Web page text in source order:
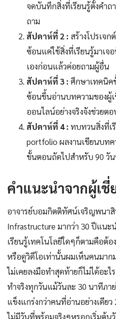
จดบันทึกสิ่งที่เรียนรู้ตั้งคำถ
ถาม
สัปดาห์ที่ 2 : สร้างโปรเจ
ซ้อนแค่ใช้สิ่งที่เรียนรู้มาเ
เองก่อนแล้วค่อยถามผู้อื่น
สัปดาห์ที่ 3 : ศึกษาเทคนิค
ซ้อนขึ้นอ่านบทความของผู้
ออนไลน์อย่างจริงจังช่วยต
สัปดาห์ที่ 4 : ทบทวนสิ่งที่เ
portfolio ผลงานเขียนบทค
ขั้นตอนถัดไปสำหรับ 90 วั
คำแนะนำจากผู้เ
อาจารย์บอมกิตติทัศน์เจริญพนา
Infrastructure มากว่า 30 ปีแนะ
เรียนรู้เทคโนโลยีใดๆก็ตามคือต้
หรือดูวิดีโอเท่านั้นผมเห็นคนมา
ไม่เคยลงมือทำสุดท้ายก็ไม่ได้อะ
ทำจริงทุกวันแม้วันละ 30 นาทีภ
แข็งแกร่งกว่าคนที่อ่านอย่างเดีย
ไม่มีวันที่พร้อมจริงๆหรอกเริ่มต้น